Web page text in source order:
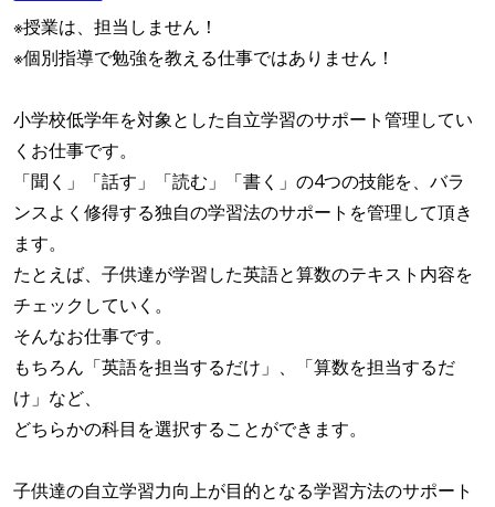
※授業は、担当しません！
※個別指導で勉強を教える仕事ではありません！
小学校低学年を対象とした自立学習のサポート管理してい
くお仕事です。
「聞く」「話す」「読む」「書く」の4つの技能を、バラ
ンスよく修得する独自の学習法のサポートを管理して頂き
ます。
たとえば、子供達が学習した英語と算数のテキスト内容を
チェックしていく。
そんなお仕事です。
もちろん「英語を担当するだけ」、「算数を担当するだ
け」など、
どちらかの科目を選択することができます。
子供達の自立学習力向上が目的となる学習方法のサポート